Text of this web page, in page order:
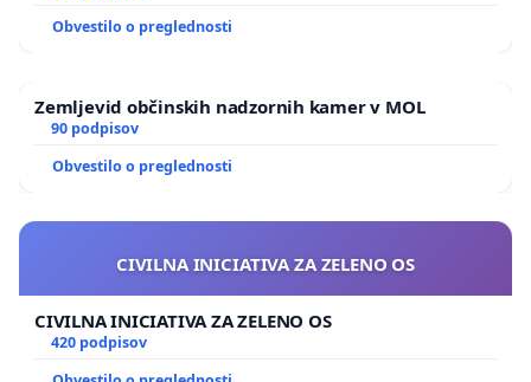
Obvestilo o preglednosti
Zemljevid občinskih nadzornih kamer v MOL
90 podpisov
Obvestilo o preglednosti
CIVILNA INICIATIVA ZA ZELENO OS
CIVILNA INICIATIVA ZA ZELENO OS
420 podpisov